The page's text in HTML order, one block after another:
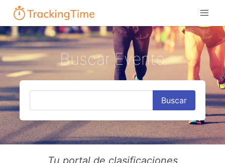
Buscar Evento
Buscar
Tu portal de clasificaciones